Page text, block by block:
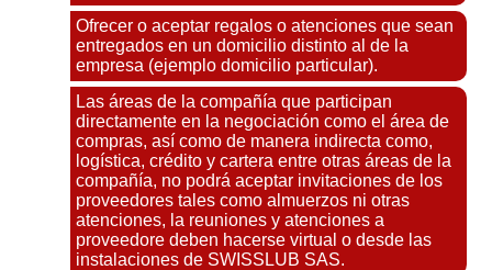
Ofrecer o aceptar regalos o atenciones que sean
entregados en un domicilio distinto al de la
empresa (ejemplo domicilio particular).
Las áreas de la compañía que participan
directamente en la negociación como el área de
compras, así como de manera indirecta como,
logística, crédito y cartera entre otras áreas de la
compañía, no podrá aceptar invitaciones de los
proveedores tales como almuerzos ni otras
atenciones, la reuniones y atenciones a
proveedore deben hacerse virtual o desde las
instalaciones de SWISSLUB SAS.